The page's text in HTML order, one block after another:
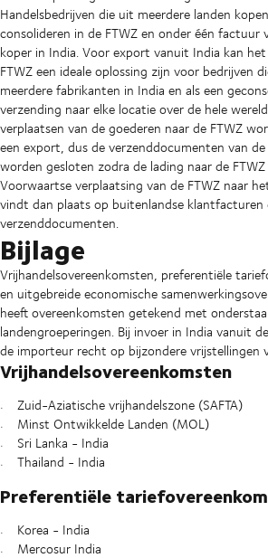
Handelsbedrijven die uit meerdere landen
consolideren in de FTWZ en onder één factuur
koper in India. Voor export vanuit India kan
FTWZ een ideale oplossing zijn voor bedrijven
meerdere fabrikanten in India en als een
verzending naar elke locatie over de hele
verplaatsen van de goederen naar de FTWZ
een export, dus de verzenddocumenten van
worden gesloten zodra de lading naar de
Voorwaartse verplaatsing van de FTWZ naar
vindt dan plaats op buitenlandse klantfacturen
verzenddocumenten.
Bijlage
Vrijhandelsovereenkomsten, preferentiële
en uitgebreide economische
heeft overeenkomsten getekend met
landengroeperingen. Bij invoer in India vanuit
de importeur recht op bijzondere vrijstellingen
Vrijhandelsovereenkomsten
Zuid-Aziatische vrijhandelszone (SAFTA)
Minst Ontwikkelde Landen (MOL)
Sri Lanka - India
Thailand - India
Preferentiële
Korea - India
Mercosur India